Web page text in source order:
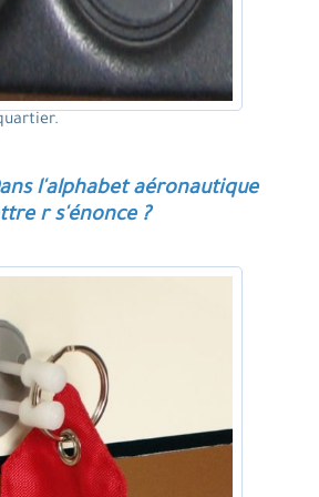
l'alphabet aéronautique
r s'énonce ?